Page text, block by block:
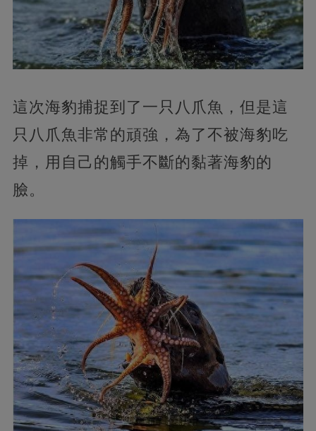
這次海豹捕捉到了一只八爪魚，但是這
只八爪魚非常的頑強，為了不被海豹吃
掉，用自己的觸手不斷的黏著海豹的
臉。